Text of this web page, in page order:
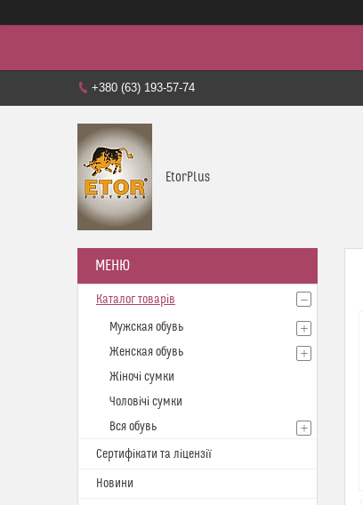
+380 (63) 193-57-74
EtorPlus
Каталог товарів
Мужская обувь
Женская обувь
Жіночі сумки
Чоловічі сумки
Вся обувь
Сертифікати та ліцензії
Новини